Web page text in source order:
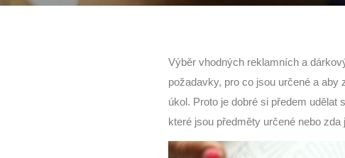
Výběr vhodných reklamních a
požadavky, pro co jsou určené a aby
úkol. Proto je dobré si předem
které jsou předměty určené nebo